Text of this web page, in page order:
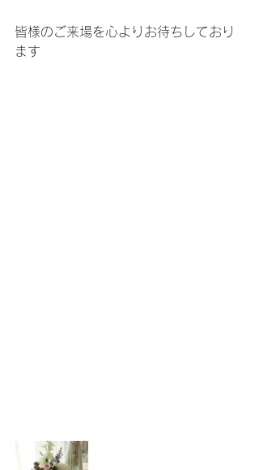
皆様のご来場を心よりお待ちしており
ます